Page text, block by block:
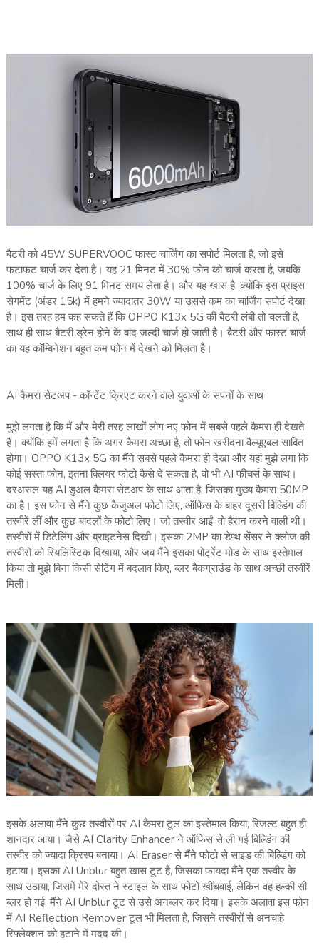
बैटरी को 45W SUPERVOOC फास्ट चार्जिंग का सपोर्ट मिलता है, जो इसे
फटाफट चार्ज कर देता है। यह 21 मिनट में 30% फोन को चार्ज करता है, जबकि
100% चार्ज के लिए 91 मिनट समय लेता है। और यह खास है, क्योंकि इस प्राइस
सेगमेंट (अंडर 15k) में हमने ज्यादातर 30W या उससे कम का चार्जिंग सपोर्ट देखा
है। इस तरह हम कह सकते हैं कि OPPO K13x 5G की बैटरी लंबी तो चलती है,
साथ ही साथ बैटरी ड्रेन होने के बाद जल्दी चार्ज हो जाती है। बैटरी और फास्ट चार्ज
का यह कॉम्बिनेशन बहुत कम फोन में देखने को मिलता है।
AI कैमरा सेटअप - कॉन्टेंट क्रिएट करने वाले युवाओं के सपनों के साथ
मुझे लगता है कि मैं और मेरी तरह लाखों लोग नए फोन में सबसे पहले कैमरा ही देखते
हैं। क्योंकि हमें लगता है कि अगर कैमरा अच्छा है, तो फोन खरीदना वैल्यूएबल साबित
होगा। OPPO K13x 5G का मैंने सबसे पहले कैमरा ही देखा और यहां मुझे लगा कि
कोई सस्ता फोन, इतना क्लियर फोटो कैसे दे सकता है, वो भी AI फीचर्स के साथ।
दरअसल यह AI डुअल कैमरा सेटअप के साथ आता है, जिसका मुख्य कैमरा 50MP
का है। इस फोन से मैंने कुछ कैजुअल फोटो लिए, ऑफिस के बाहर दूसरी बिल्डिंग की
तस्वीरें लीं और कुछ बादलों के फोटो लिए। जो तस्वीर आईं, वो हैरान करने वाली थी।
तस्वीरों में डिटेलिंग और ब्राइटनेस दिखी। इसका 2MP का डेप्थ सेंसर ने क्लोज की
तस्वीरों को रियलिस्टिक दिखाया, और जब मैंने इसका पोर्ट्रेट मोड के साथ इस्तेमाल
किया तो मुझे बिना किसी सेटिंग में बदलाव किए, ब्लर बैकग्राउंड के साथ अच्छी तस्वीरें
मिली।
इसके अलावा मैंने कुछ तस्वीरों पर AI कैमरा टूल का इस्तेमाल किया, रिजल्ट बहुत ही
शानदार आया। जैसे AI Clarity Enhancer ने ऑफिस से ली गई बिल्डिंग की
तस्वीर को ज्यादा क्रिस्प बनाया। AI Eraser से मैंने फोटो से साइड की बिल्डिंग को
हटाया। इसका AI Unblur बहुत खास टूट है, जिसका फायदा मैंने एक तस्वीर के
साथ उठाया, जिसमें मेरे दोस्त ने स्टाइल के साथ फोटो खींचवाई, लेकिन वह हल्की सी
ब्लर हो गई, मैंने AI Unblur टूट से उसे अनब्लर कर दिया। इसके अलावा इस फोन
में AI Reflection Remover टूल भी मिलता है, जिसने तस्वीरों से अनचाहे
रिफ्लेक्शन को हटाने में मदद की।